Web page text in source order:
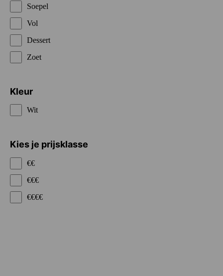
Soepel
Vol
Dessert
Zoet
Kleur
Wit
Kies je prijsklasse
€€
€€€
€€€€